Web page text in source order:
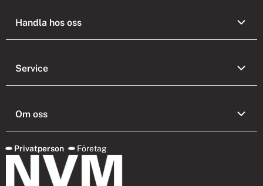
Handla hos oss
Service
Om oss
Privatperson Företag